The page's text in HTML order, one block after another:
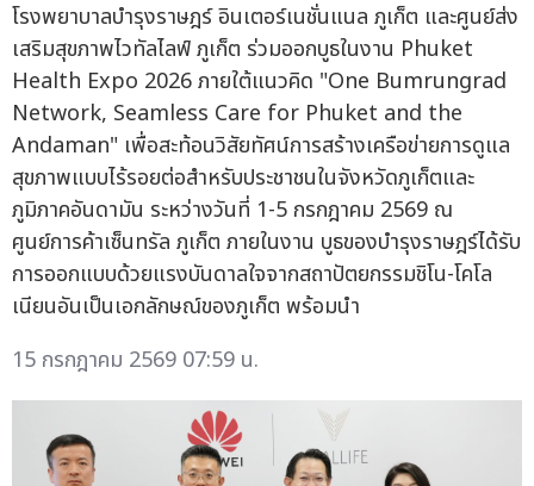
โรงพยาบาลบำรุงราษฎร์ อินเตอร์เนชั่นแนล ภูเก็ต และศูนย์ส่ง
เสริมสุขภาพไวทัลไลฟ์ ภูเก็ต ร่วมออกบูธในงาน Phuket
Health Expo 2026 ภายใต้แนวคิด "One Bumrungrad
Network, Seamless Care for Phuket and the
Andaman" เพื่อสะท้อนวิสัยทัศน์การสร้างเครือข่ายการดูแล
สุขภาพแบบไร้รอยต่อสำหรับประชาชนในจังหวัดภูเก็ตและ
ภูมิภาคอันดามัน ระหว่างวันที่ 1-5 กรกฎาคม 2569 ณ
ศูนย์การค้าเซ็นทรัล ภูเก็ต ภายในงาน บูธของบำรุงราษฎร์ได้รับ
การออกแบบด้วยแรงบันดาลใจจากสถาปัตยกรรมชิโน-โคโล
เนียนอันเป็นเอกลักษณ์ของภูเก็ต พร้อมนำ
15 กรกฎาคม 2569 07:59 น.